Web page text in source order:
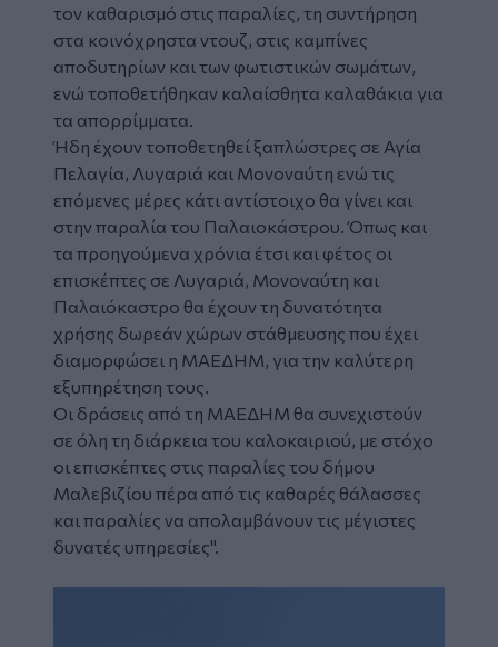
τον καθαρισμό στις παραλίες, τη συντήρηση
στα κοινόχρηστα ντουζ, στις καμπίνες
αποδυτηρίων και των φωτιστικών σωμάτων,
ενώ τοποθετήθηκαν καλαίσθητα καλαθάκια για
τα απορρίμματα.
Ήδη έχουν τοποθετηθεί ξαπλώστρες σε Αγία
Πελαγία, Λυγαριά και Μονοναύτη ενώ τις
επόμενες μέρες κάτι αντίστοιχο θα γίνει και
στην παραλία του Παλαιοκάστρου. Όπως και
τα προηγούμενα χρόνια έτσι και φέτος οι
επισκέπτες σε Λυγαριά, Μονοναύτη και
Παλαιόκαστρο θα έχουν τη δυνατότητα
χρήσης δωρεάν χώρων στάθμευσης που έχει
διαμορφώσει η ΜΑΕΔΗΜ, για την καλύτερη
εξυπηρέτηση τους.
Οι δράσεις από τη ΜΑΕΔΗΜ θα συνεχιστούν
σε όλη τη διάρκεια του καλοκαιριού, με στόχο
οι επισκέπτες στις παραλίες του δήμου
Μαλεβιζίου πέρα από τις καθαρές θάλασσες
και παραλίες να απολαμβάνουν τις μέγιστες
δυνατές υπηρεσίες".